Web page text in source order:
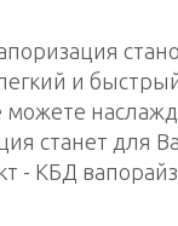
и
станет для
- КБД